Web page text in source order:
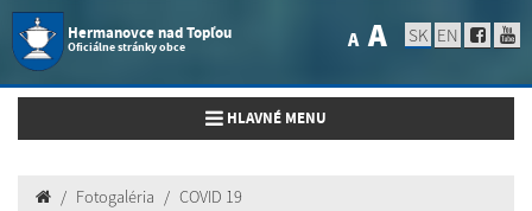
Hermanovce nad Topľou
Oficiálne stránky obce A A SK EN
Toggle navigation
HLAVNÉ MENU
Fotogaléria COVID 19